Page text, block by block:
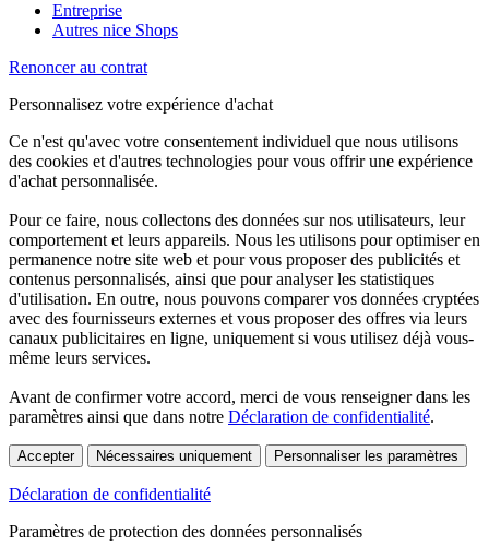
Entreprise
Autres nice Shops
Renoncer au contrat
Personnalisez votre expérience d'achat
Ce n'est qu'avec votre consentement individuel que nous utilisons
des cookies et d'autres technologies pour vous offrir une expérience
d'achat personnalisée.
Pour ce faire, nous collectons des données sur nos utilisateurs, leur
comportement et leurs appareils. Nous les utilisons pour optimiser en
permanence notre site web et pour vous proposer des publicités et
contenus personnalisés, ainsi que pour analyser les statistiques
d'utilisation. En outre, nous pouvons comparer vos données cryptées
avec des fournisseurs externes et vous proposer des offres via leurs
canaux publicitaires en ligne, uniquement si vous utilisez déjà vous-
même leurs services.
Avant de confirmer votre accord, merci de vous renseigner dans les
paramètres ainsi que dans notre Déclaration de confidentialité.
Accepter Nécessaires uniquement Personnaliser les paramètres
Déclaration de confidentialité
Paramètres de protection des données personnalisés